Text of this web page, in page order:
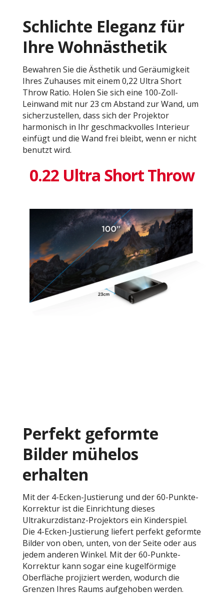
Schlichte Eleganz für
Ihre Wohnästhetik
Bewahren Sie die Ästhetik und Geräumigkeit
Ihres Zuhauses mit einem 0,22 Ultra Short
Throw Ratio. Holen Sie sich eine 100-Zoll-
Leinwand mit nur 23 cm Abstand zur Wand, um
sicherzustellen, dass sich der Projektor
harmonisch in Ihr geschmackvolles Interieur
einfügt und die Wand frei bleibt, wenn er nicht
benutzt wird.
0.22 Ultra Short Throw
Perfekt geformte
Bilder mühelos
erhalten
Mit der 4-Ecken-Justierung und der 60-Punkte-
Korrektur ist die Einrichtung dieses
Ultrakurzdistanz-Projektors ein Kinderspiel.
Die 4-Ecken-Justierung liefert perfekt geformte
Bilder von oben, unten, von der Seite oder aus
jedem anderen Winkel. Mit der 60-Punkte-
Korrektur kann sogar eine kugelförmige
Oberfläche projiziert werden, wodurch die
Grenzen Ihres Raums aufgehoben werden.